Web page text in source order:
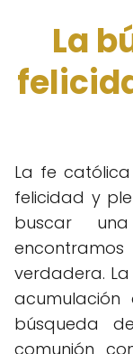
La
La fe
felicidad y
buscar
verdadera.
búsqueda
comunión